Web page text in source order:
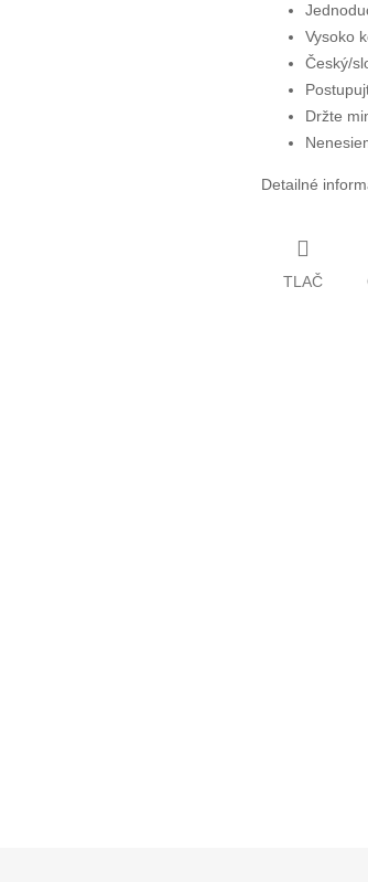
Vysoko
Český/
Držte
Detailné
TLAČ